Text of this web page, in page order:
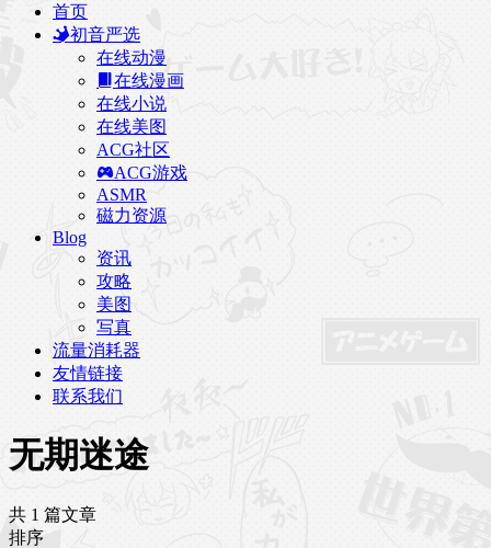
首页
初音严选
在线动漫
在线漫画
在线小说
在线美图
ACG社区
ACG游戏
ASMR
磁力资源
Blog
资讯
攻略
美图
写真
流量消耗器
友情链接
联系我们
无期迷途
共 1 篇文章
排序